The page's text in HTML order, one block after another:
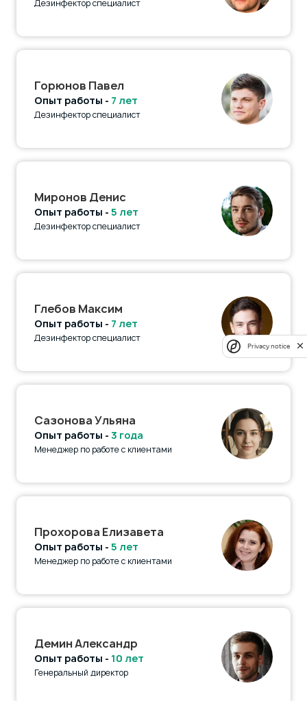
Дезинфектор специалист
Горюнов Павел
Опыт работы - 7 лет
Дезинфектор специалист
Миронов Денис
Опыт работы - 5 лет
Дезинфектор специалист
Глебов Максим
Опыт работы - 7 лет
Дезинфектор специалист
Сазонова Ульяна
Опыт работы - 3 года
Менеджер по работе с клиентами
Прохорова Елизавета
Опыт работы - 5 лет
Менеджер по работе с клиентами
Демин Александр
Опыт работы - 10 лет
Генеральный директор
Privacy notice